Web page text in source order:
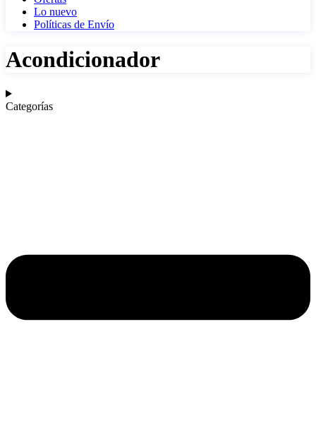
Lo nuevo
Políticas de Envío
Acondicionador
Categorías